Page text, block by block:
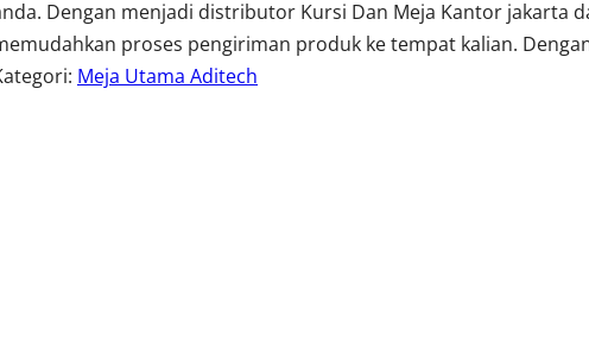
Dengan menjadi distributor Kursi Dan Meja Kantor jakarta
proses pengiriman produk ke tempat kalian.
Meja Utama Aditech